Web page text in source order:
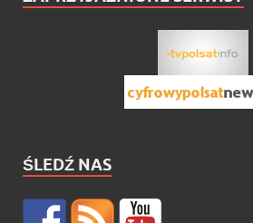
ŚLEDŹ NAS